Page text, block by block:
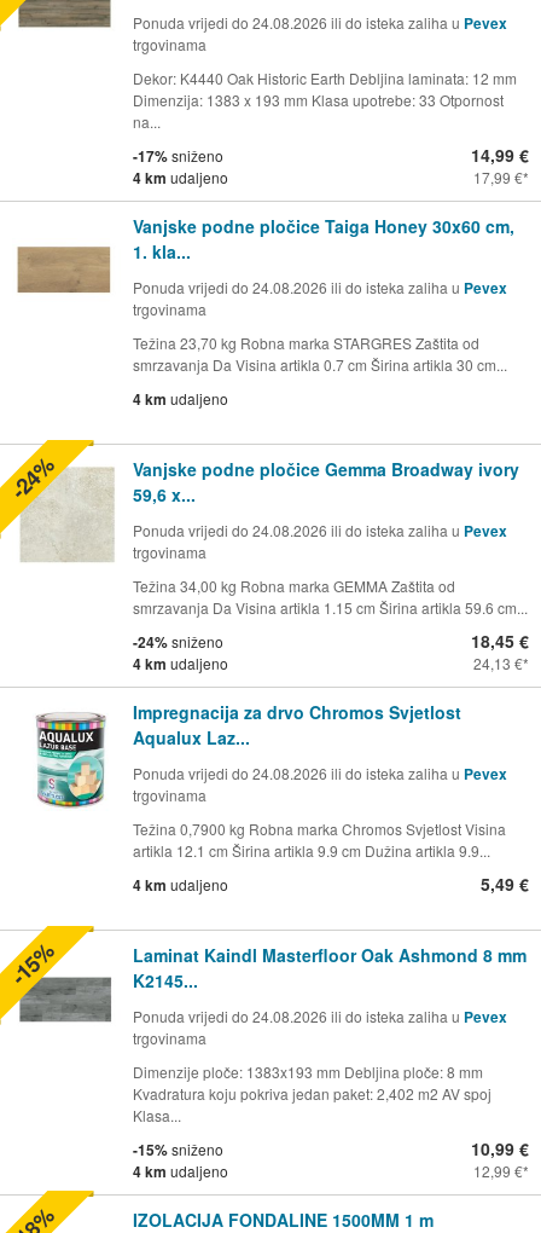
Ponuda vrijedi do 24.08.2026 ili do isteka zaliha u Pevex
trgovinama
Dekor: K4440 Oak Historic Earth Debljina laminata: 12 mm
Dimenzija: 1383 x 193 mm Klasa upotrebe: 33 Otpornost
na...
-17%sniženo
4 km udaljeno
14,99 €
17,99 €
Vanjske podne pločice Taiga Honey 30x60 cm,
1. kla...
Ponuda vrijedi do 24.08.2026 ili do isteka zaliha u Pevex
trgovinama
Težina 23,70 kg Robna marka STARGRES Zaštita od
smrzavanja Da Visina artikla 0.7 cm Širina artikla 30 cm...
4 km udaljeno
Vanjske podne pločice Gemma Broadway ivory
59,6 x...
Ponuda vrijedi do 24.08.2026 ili do isteka zaliha u Pevex
trgovinama
Težina 34,00 kg Robna marka GEMMA Zaštita od
smrzavanja Da Visina artikla 1.15 cm Širina artikla 59.6 cm...
-24%sniženo
4 km udaljeno
18,45 €
24,13 €
-24%
Impregnacija za drvo Chromos Svjetlost
Aqualux Laz...
Ponuda vrijedi do 24.08.2026 ili do isteka zaliha u Pevex
trgovinama
Težina 0,7900 kg Robna marka Chromos Svjetlost Visina
artikla 12.1 cm Širina artikla 9.9 cm Dužina artikla 9.9...
4 km udaljeno 5,49 €
Laminat Kaindl Masterfloor Oak Ashmond 8 mm
K2145...
Ponuda vrijedi do 24.08.2026 ili do isteka zaliha u Pevex
trgovinama
Dimenzije ploče: 1383x193 mm Debljina ploče: 8 mm
Kvadratura koju pokriva jedan paket: 2,402 m2 AV spoj
Klasa...
-15%sniženo
4 km udaljeno
10,99 €
12,99 €
-15%
IZOLACIJA FONDALINE 1500MM 1 m